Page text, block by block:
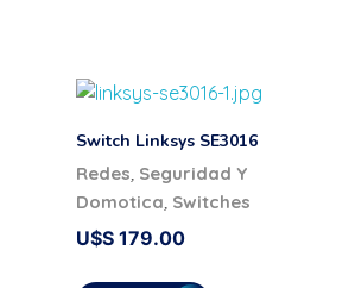
Switch Linksys SE3016
U$S 179.00
Redes, Seguridad Y
Domotica, Switches